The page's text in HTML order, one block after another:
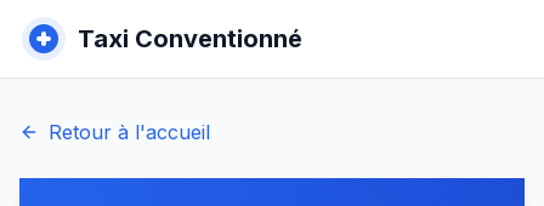
Taxi Conventionné
Retour à l'accueil